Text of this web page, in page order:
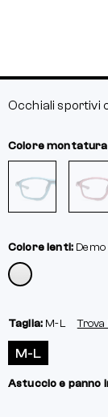
Occhiali sportivi
Colore
Colore lenti: Demo
Taglia: M-L Trova
M-L
Astuccio e panno